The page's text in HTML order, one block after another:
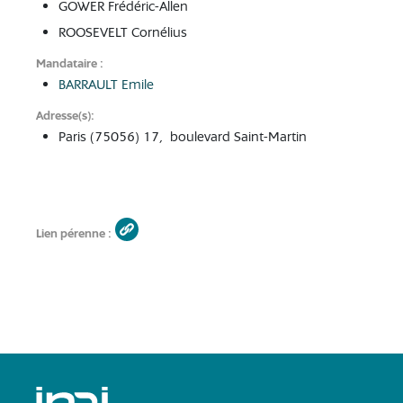
GOWER Frédéric-Allen
ROOSEVELT Cornélius
Mandataire
BARRAULT Emile
Adresse(s)
Paris (75056) 17, boulevard Saint-Martin
Lien pérenne
Archives de l'INPI